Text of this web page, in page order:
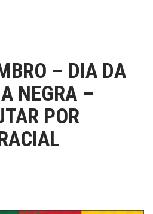
– DIA DA
NEGRA –
POR